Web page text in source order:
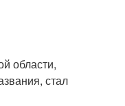
области,
стал